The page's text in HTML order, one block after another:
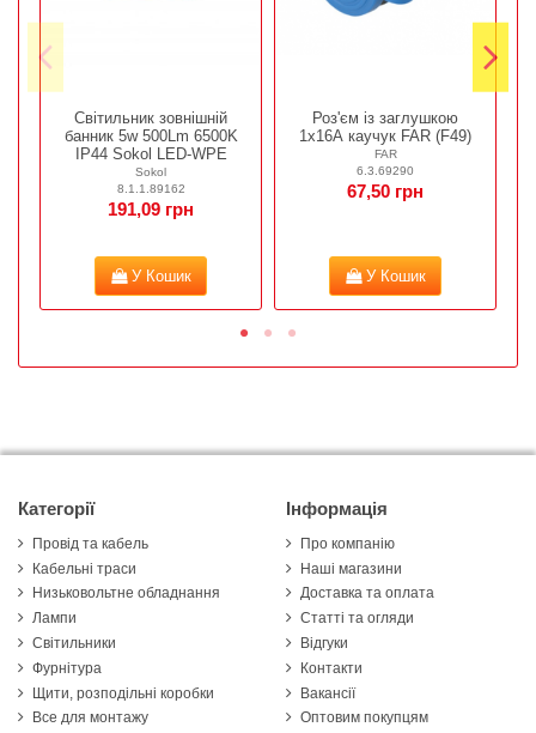
Світильник зовнішній
банник 5w 500Lm 6500K
IP44 Sokol LED-WPE
Sokol
8.1.1.89162
191,09 грн
У Кошик
Роз'єм із заглушкою
1х16А каучук FAR (F49)
FAR
6.3.69290
67,50 грн
У Кошик
Категорії
Провід та кабель
Кабельні траси
Низьковольтне обладнання
Лампи
Світильники
Фурнітура
Щити, розподільні коробки
Все для монтажу
Інформація
Про компанію
Наші магазини
Доставка та оплата
Статті та огляди
Відгуки
Контакти
Вакансії
Оптовим покупцям